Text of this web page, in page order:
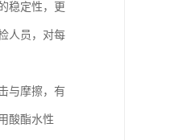
稳定性，更
人员，对每
与摩擦，有
酸酯水性